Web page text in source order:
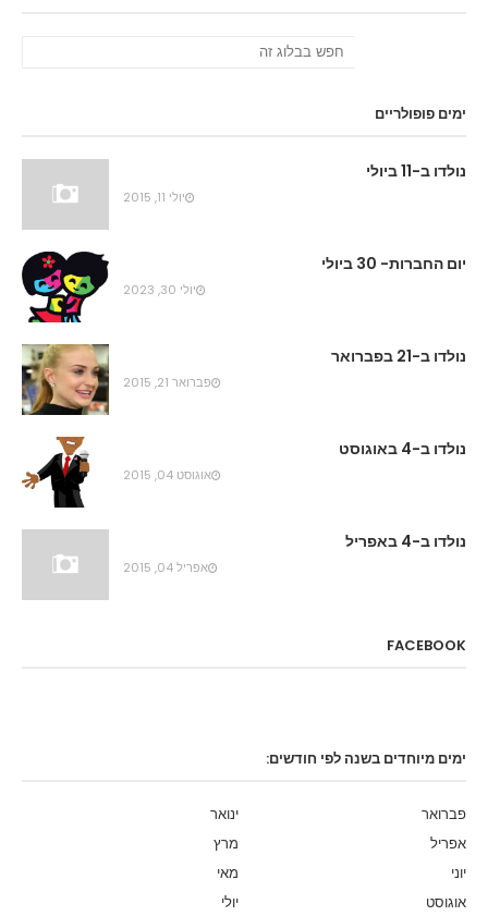
ימים פופולריים
נולדו ב-11 ביולי
יולי 11, 2015
יום החברות- 30 ביולי
יולי 30, 2023
נולדו ב-21 בפברואר
פברואר 21, 2015
נולדו ב-4 באוגוסט
אוגוסט 04, 2015
נולדו ב-4 באפריל
אפריל 04, 2015
FACEBOOK
ימים מיוחדים בשנה לפי חודשים:
ינואר
פברואר
מרץ
אפריל
מאי
יוני
יולי
אוגוסט